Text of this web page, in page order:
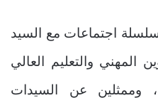
اجتماعات مع السيد
المهني والتعليم العالي
وممثلين عن السيدات